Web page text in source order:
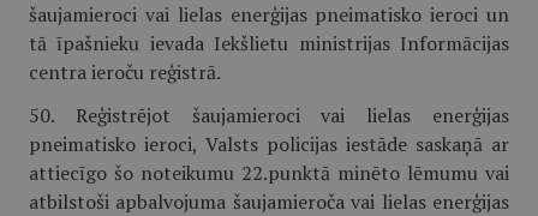
šaujamieroci vai lielas enerģijas pneimatisko ieroci un
tā īpašnieku ievada Iekšlietu ministrijas Informācijas
centra ieroču reģistrā.
50. Reģistrējot šaujamieroci vai lielas enerģijas
pneimatisko ieroci, Valsts policijas iestāde saskaņā ar
attiecīgo šo noteikumu 22.punktā minēto lēmumu vai
atbilstoši apbalvojuma šaujamieroča vai lielas enerģijas